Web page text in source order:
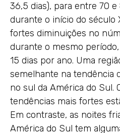
36,5 dias), para entre 70
durante o início do século
fortes diminuições no
durante o mesmo
15 dias por ano. Uma
semelhante na tendência
no sul da América do Sul.
tendências mais fortes
Em contraste, as noites
América do Sul tem